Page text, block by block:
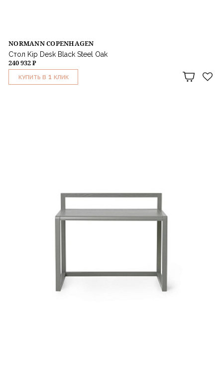
NORMANN COPENHAGEN
Стол Kip Desk Black Steel Oak
240 932 ₽
КУПИТЬ В 1 КЛИК